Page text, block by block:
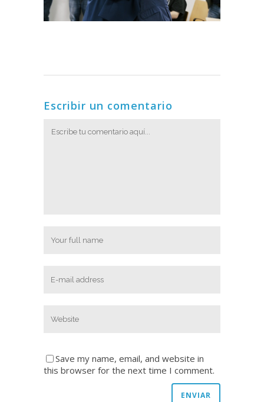
Escribir un comentario
Save my name, email, and website in
this browser for the next time I comment.